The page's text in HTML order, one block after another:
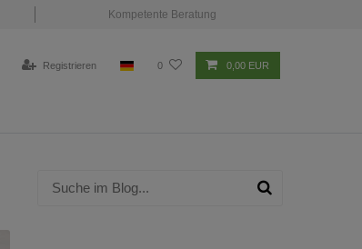
Kompetente Beratung
Registrieren 0 0,00 EUR